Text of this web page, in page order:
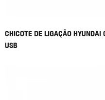
CHICOTE DE LIGAÇÃO
USB